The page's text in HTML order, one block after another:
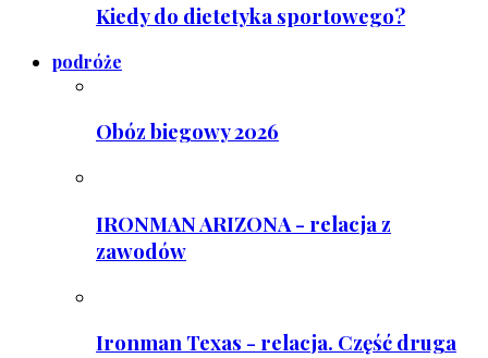
Kiedy do dietetyka sportowego?
podróże
Obóz biegowy 2026
IRONMAN ARIZONA - relacja z
zawodów
Ironman Texas - relacja. Część druga